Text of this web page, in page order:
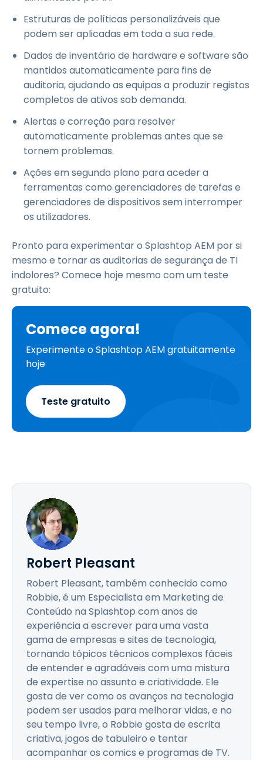
Estruturas de políticas personalizáveis que
podem ser aplicadas em toda a sua rede.
Dados de inventário de hardware e software são
mantidos automaticamente para fins de
auditoria, ajudando as equipas a produzir registos
completos de ativos sob demanda.
Alertas e correção para resolver
automaticamente problemas antes que se
tornem problemas.
Ações em segundo plano para aceder a
ferramentas como gerenciadores de tarefas e
gerenciadores de dispositivos sem interromper
os utilizadores.
Pronto para experimentar o Splashtop AEM por si
mesmo e tornar as auditorias de segurança de TI
indolores? Comece hoje mesmo com um teste
gratuito:
Comece agora!
Experimente o Splashtop AEM gratuitamente
hoje
Teste gratuito
Robert Pleasant
Robert Pleasant, também conhecido como
Robbie, é um Especialista em Marketing de
Conteúdo na Splashtop com anos de
experiência a escrever para uma vasta
gama de empresas e sites de tecnologia,
tornando tópicos técnicos complexos fáceis
de entender e agradáveis com uma mistura
de expertise no assunto e criatividade. Ele
gosta de ver como os avanços na tecnologia
podem ser usados para melhorar vidas, e no
seu tempo livre, o Robbie gosta de escrita
criativa, jogos de tabuleiro e tentar
acompanhar os comics e programas de TV.